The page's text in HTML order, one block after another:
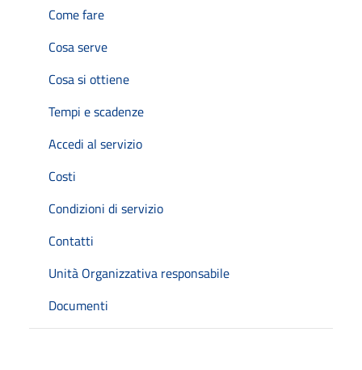
Come fare
Cosa serve
Cosa si ottiene
Tempi e scadenze
Accedi al servizio
Costi
Condizioni di servizio
Contatti
Unità Organizzativa responsabile
Documenti